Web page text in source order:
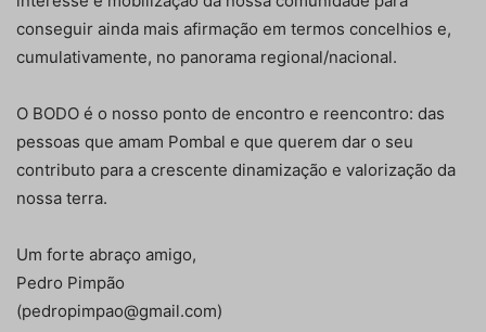
conseguir ainda mais afirmação em termos concelhios e,
cumulativamente, no panorama regional/nacional.
O BODO é o nosso ponto de encontro e reencontro: das
pessoas que amam Pombal e que querem dar o seu
contributo para a crescente dinamização e valorização da
nossa terra.
Um forte abraço amigo,
Pedro Pimpão
(pedropimpao@gmail.com)